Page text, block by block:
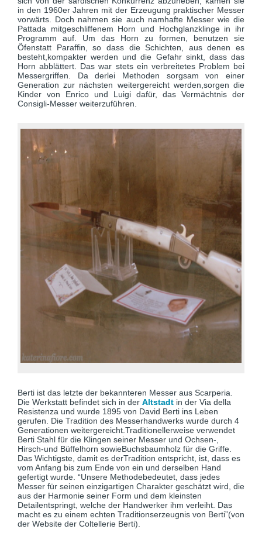
in den 1960er Jahren mit der Erzeugung praktischer Messer
vorwärts. Doch nahmen sie auch namhafte Messer wie die
Pattada mitgeschliffenem Horn und Hochglanzklinge in ihr
Programm auf. Um das Horn zu formen, benutzen sie
Öfenstatt Paraffin, so dass die Schichten, aus denen es
besteht,kompakter werden und die Gefahr sinkt, dass das
Horn abblättert. Das war stets ein verbreitetes Problem bei
Messergriffen. Da derlei Methoden sorgsam von einer
Generation zur nächsten weitergereicht werden,sorgen die
Kinder von Enrico und Luigi dafür, das Vermächtnis der
Consigli-Messer weiterzuführen.
Berti ist das letzte der bekannteren Messer aus Scarperia.
Die Werkstatt befindet sich in der Altstadt in der Via della
Resistenza und wurde 1895 von David Berti ins Leben
gerufen. Die Tradition des Messerhandwerks wurde durch 4
Generationen weitergereicht.Traditionellerweise verwendet
Berti Stahl für die Klingen seiner Messer und Ochsen-,
Hirsch-und Büffelhorn sowieBuchsbaumholz für die Griffe.
Das Wichtigste, damit es derTradition entspricht, ist, dass es
vom Anfang bis zum Ende von ein und derselben Hand
gefertigt wurde. “Unsere Methodebedeutet, dass jedes
Messer für seinen einzigartigen Charakter geschätzt wird, die
aus der Harmonie seiner Form und dem kleinsten
Detailentspringt, welche der Handwerker ihm verleiht. Das
macht es zu einem echten Traditionserzeugnis von Berti”(von
der Website der Coltellerie Berti).